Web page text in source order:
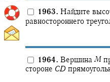
1963. Найдите
равностороннего
1964. Вершина M
стороне CD